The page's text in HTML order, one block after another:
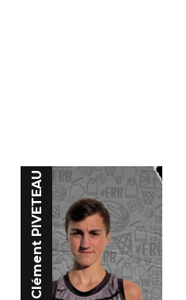
Clément PIVETEAU